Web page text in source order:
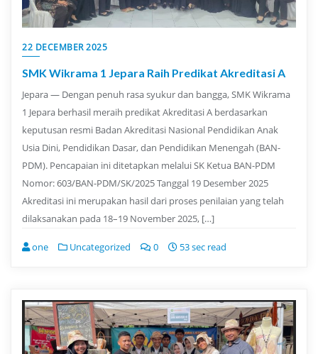
22 DECEMBER 2025
SMK Wikrama 1 Jepara Raih Predikat Akreditasi A
Jepara — Dengan penuh rasa syukur dan bangga, SMK Wikrama
1 Jepara berhasil meraih predikat Akreditasi A berdasarkan
keputusan resmi Badan Akreditasi Nasional Pendidikan Anak
Usia Dini, Pendidikan Dasar, dan Pendidikan Menengah (BAN-
PDM). Pencapaian ini ditetapkan melalui SK Ketua BAN-PDM
Nomor: 603/BAN-PDM/SK/2025 Tanggal 19 Desember 2025
Akreditasi ini merupakan hasil dari proses penilaian yang telah
dilaksanakan pada 18–19 November 2025, […]
one Uncategorized 0 53 sec read